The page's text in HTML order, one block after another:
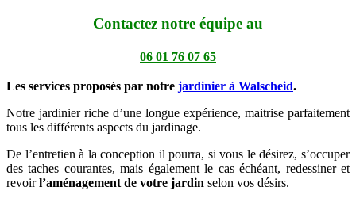
Contactez notre équipe au
06 01 76 07 65
Les services proposés par notre jardinier à Walscheid.
Notre jardinier riche d’une longue expérience, maitrise parfaitement
tous les différents aspects du jardinage.
De l’entretien à la conception il pourra, si vous le désirez, s’occuper
des taches courantes, mais également le cas échéant, redessiner et
revoirl’aménagement de votre jardin selon vos désirs.